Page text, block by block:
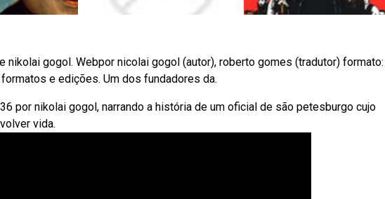
nikolai gogol. Webpor nicolai gogol (autor), roberto gomes (tradutor) formato:
e edições. Um dos fundadores da.
por nikolai gogol, narrando a história de um oficial de são petesburgo cujo
vida.